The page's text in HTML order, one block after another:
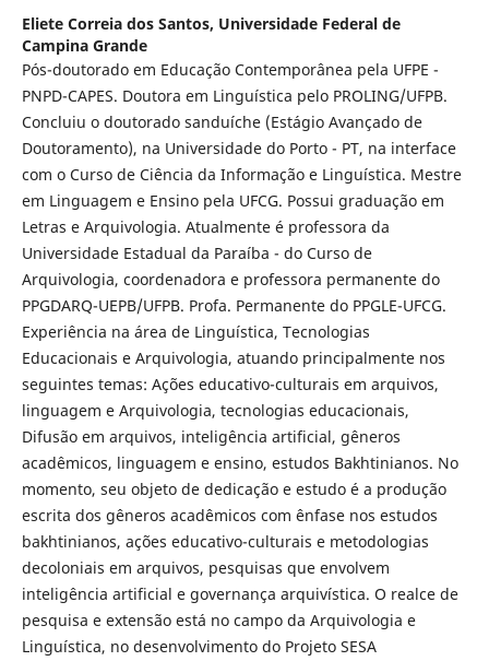
Eliete Correia dos Santos, Universidade Federal de
Campina Grande
Pós-doutorado em Educação Contemporânea pela UFPE -
PNPD-CAPES. Doutora em Linguística pelo PROLING/UFPB.
Concluiu o doutorado sanduíche (Estágio Avançado de
Doutoramento), na Universidade do Porto - PT, na interface
com o Curso de Ciência da Informação e Linguística. Mestre
em Linguagem e Ensino pela UFCG. Possui graduação em
Letras e Arquivologia. Atualmente é professora da
Universidade Estadual da Paraíba - do Curso de
Arquivologia, coordenadora e professora permanente do
PPGDARQ-UEPB/UFPB. Profa. Permanente do PPGLE-UFCG.
Experiência na área de Linguística, Tecnologias
Educacionais e Arquivologia, atuando principalmente nos
seguintes temas: Ações educativo-culturais em arquivos,
linguagem e Arquivologia, tecnologias educacionais,
Difusão em arquivos, inteligência artificial, gêneros
acadêmicos, linguagem e ensino, estudos Bakhtinianos. No
momento, seu objeto de dedicação e estudo é a produção
escrita dos gêneros acadêmicos com ênfase nos estudos
bakhtinianos, ações educativo-culturais e metodologias
decoloniais em arquivos, pesquisas que envolvem
inteligência artificial e governança arquivística. O realce de
pesquisa e extensão está no campo da Arquivologia e
Linguística, no desenvolvimento do Projeto SESA